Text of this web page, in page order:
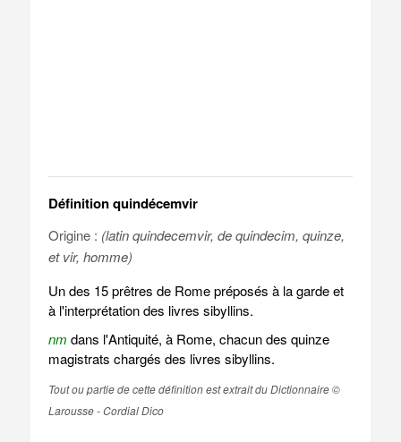
Définition quindécemvir
Origine : (latin quindecemvir, de quindecim, quinze,
et vir, homme)
Un des 15 prêtres de Rome préposés à la garde et
à l'interprétation des livres sibyllins.
nm dans l'Antiquité, à Rome, chacun des quinze
magistrats chargés des livres sibyllins.
Tout ou partie de cette définition est extrait du Dictionnaire ©
Larousse - Cordial Dico